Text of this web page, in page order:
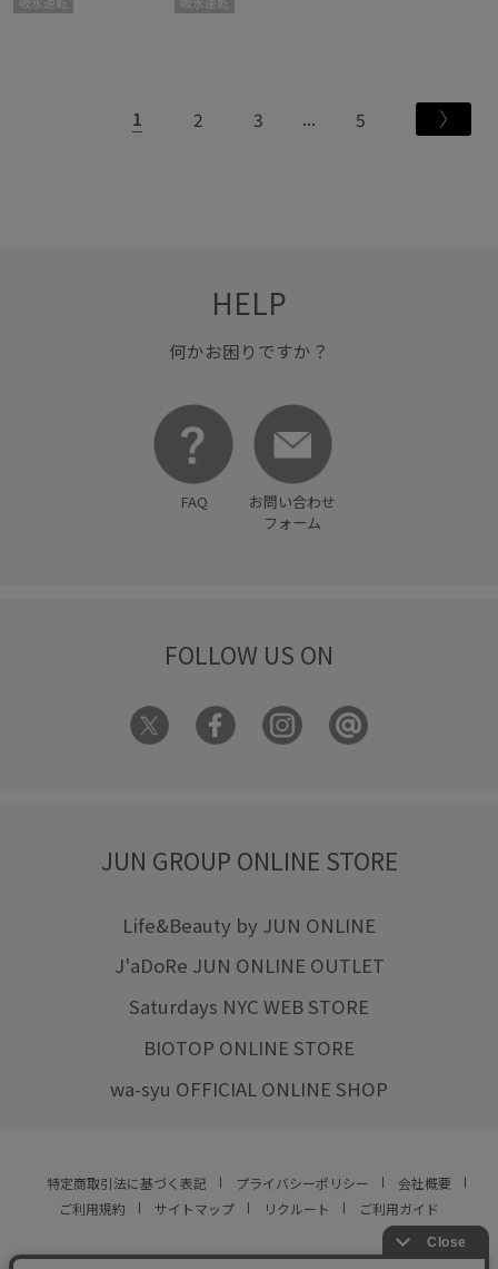
1 2 3 5
HELP
何かお困りですか？
FAQ
お問い合わせ
フォーム
FOLLOW US ON
JUN GROUP ONLINE STORE
Life&Beauty by JUN ONLINE
J'aDoRe JUN ONLINE OUTLET
Saturdays NYC WEB STORE
BIOTOP ONLINE STORE
wa-syu OFFICIAL ONLINE SHOP
特定商取引法に基づく表記 プライバシーポリシー
会社概要
ご利用規約
サイトマップ リクルート ご利用ガイド